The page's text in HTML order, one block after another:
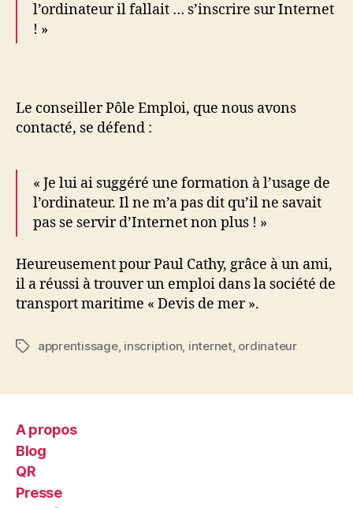
l’ordinateur il fallait … s’inscrire sur Internet
! »
Le conseiller Pôle Emploi, que nous avons
contacté, se défend :
« Je lui ai suggéré une formation à l’usage de
l’ordinateur. Il ne m’a pas dit qu’il ne savait
pas se servir d’Internet non plus ! »
Heureusement pour Paul Cathy, grâce à un ami,
il a réussi à trouver un emploi dans la société de
transport maritime « Devis de mer ».
Étiquettes
apprentissage, inscription internet, ordinateur
A propos
Blog
QR
Presse